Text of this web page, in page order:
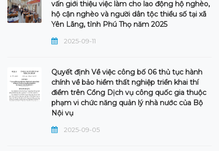
vấn giới thiệu việc làm cho lao động hộ nghèo,
hộ cận nghèo và người dân tộc thiểu số tại xã
Yên Lãng, tỉnh Phú Thọ năm 2025
2025-09-11
Quyết định Về việc công bố 06 thủ tục hành
chính về bảo hiểm thất nghiệp triển khai thí
điểm trên Cổng Dịch vụ công quốc gia thuộc
phạm vi chức năng quản lý nhà nước của Bộ
Nội vụ
2025-09-05